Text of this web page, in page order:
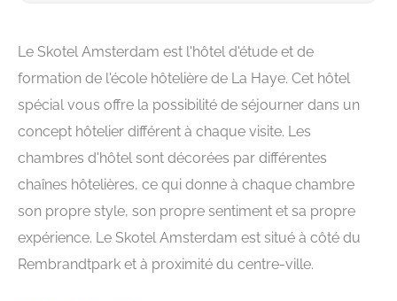
Le Skotel Amsterdam est l'hôtel d'étude et de
formation de l'école hôtelière de La Haye. Cet hôtel
spécial vous offre la possibilité de séjourner dans un
concept hôtelier différent à chaque visite. Les
chambres d'hôtel sont décorées par différentes
chaînes hôtelières, ce qui donne à chaque chambre
son propre style, son propre sentiment et sa propre
expérience. Le Skotel Amsterdam est situé à côté du
Rembrandtpark et à proximité du centre-ville.